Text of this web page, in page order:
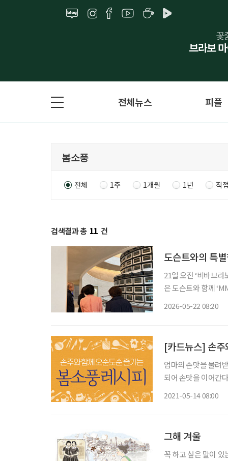
전체뉴스 피플
전체 1주 1개월 1년 직
검색결과 총 11 건
도슨트와의 특
21일 오전 ‘비바브
은 도슨트와 함께
2026-05-22 08:20
[카드뉴스] 손주
엄마의 손맛을 물려
되어 손맛을 이어간
2021-05-14 08:00
그해 겨울
꼭 하고 싶은 말이 있